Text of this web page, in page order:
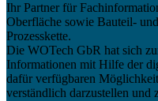
Ihr Partner für
Oberfläche sowie Bauteil-
Prozesskette.
Die WOTech GbR hat sich
Informationen mit Hilfe der
dafür verfügbaren
verständlich darzustellen und